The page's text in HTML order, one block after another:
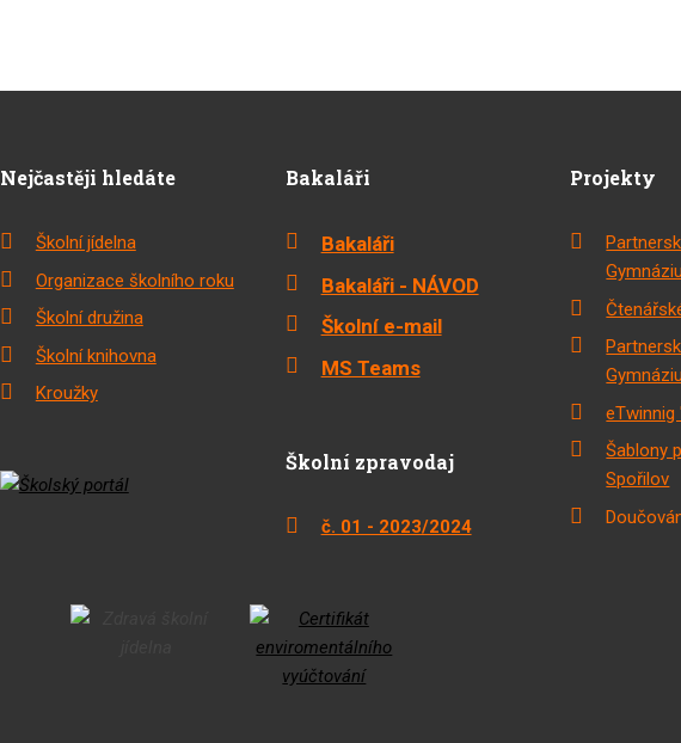
Nejčastěji hledáte
Školní jídelna
Organizace školního roku
Školní družina
Školní knihovna
Kroužky
Bakaláři
Bakaláři
Bakaláři - NÁVOD
Školní e-mail
MS Teams
Školní zpravodaj
č. 01 - 2023/2024
Projekty
eTwinnig
Šablony
Spořilov